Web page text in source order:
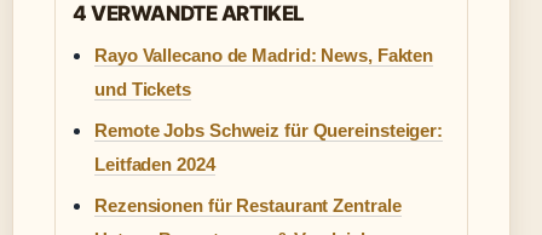
4 VERWANDTE ARTIKEL
Rayo Vallecano de Madrid: News, Fakten
und Tickets
Remote Jobs Schweiz für Quereinsteiger:
Leitfaden 2024
Rezensionen für Restaurant Zentrale